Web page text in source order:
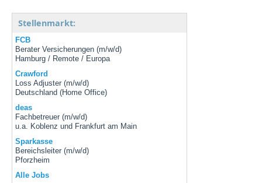
Stellenmarkt:
FCB
Berater Versicherungen (m/w/d)
Hamburg / Remote / Europa
Crawford
Loss Adjuster (m/w/d)
Deutschland (Home Office)
deas
Fachbetreuer (m/w/d)
u.a. Koblenz und Frankfurt am Main
Sparkasse
Bereichsleiter (m/w/d)
Pforzheim
Alle Jobs